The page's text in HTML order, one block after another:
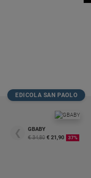
EDICOLA SAN PAOLO
❮
GBABY
€ 34,80 € 21,90 37%